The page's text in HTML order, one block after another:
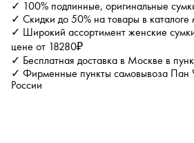
✓ 100% подлинные, оригинальные
✓ Скидки до 50% на товары в каталоге
✓ Широкий ассортимент женские
цене от 18280₽
✓ Бесплатная доставка в Москве в
✓ Фирменные пункты самовывоза Пан
России